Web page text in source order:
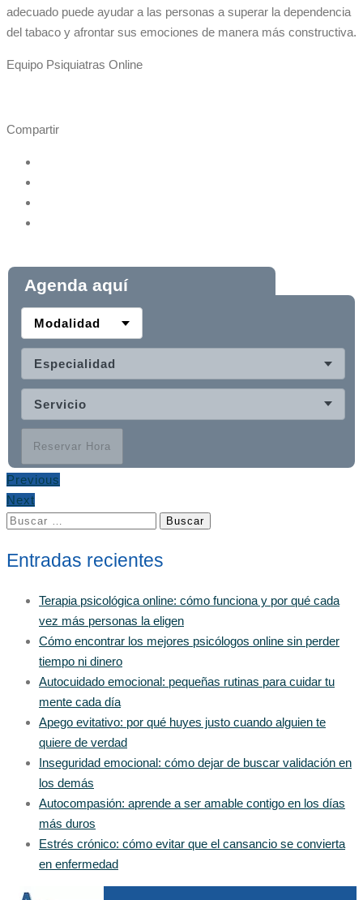
adecuado puede ayudar a las personas a superar la dependencia
del tabaco y afrontar sus emociones de manera más constructiva.
Equipo Psiquiatras Online
Compartir
Agenda aquí
Modalidad
Especialidad
Servicio
Reservar Hora
Previous
Next
Buscar:
Entradas recientes
Terapia psicológica online: cómo funciona y por qué cada
vez más personas la eligen
Cómo encontrar los mejores psicólogos online sin perder
tiempo ni dinero
Autocuidado emocional: pequeñas rutinas para cuidar tu
mente cada día
Apego evitativo: por qué huyes justo cuando alguien te
quiere de verdad
Inseguridad emocional: cómo dejar de buscar validación en
los demás
Autocompasión: aprende a ser amable contigo en los días
más duros
Estrés crónico: cómo evitar que el cansancio se convierta
en enfermedad